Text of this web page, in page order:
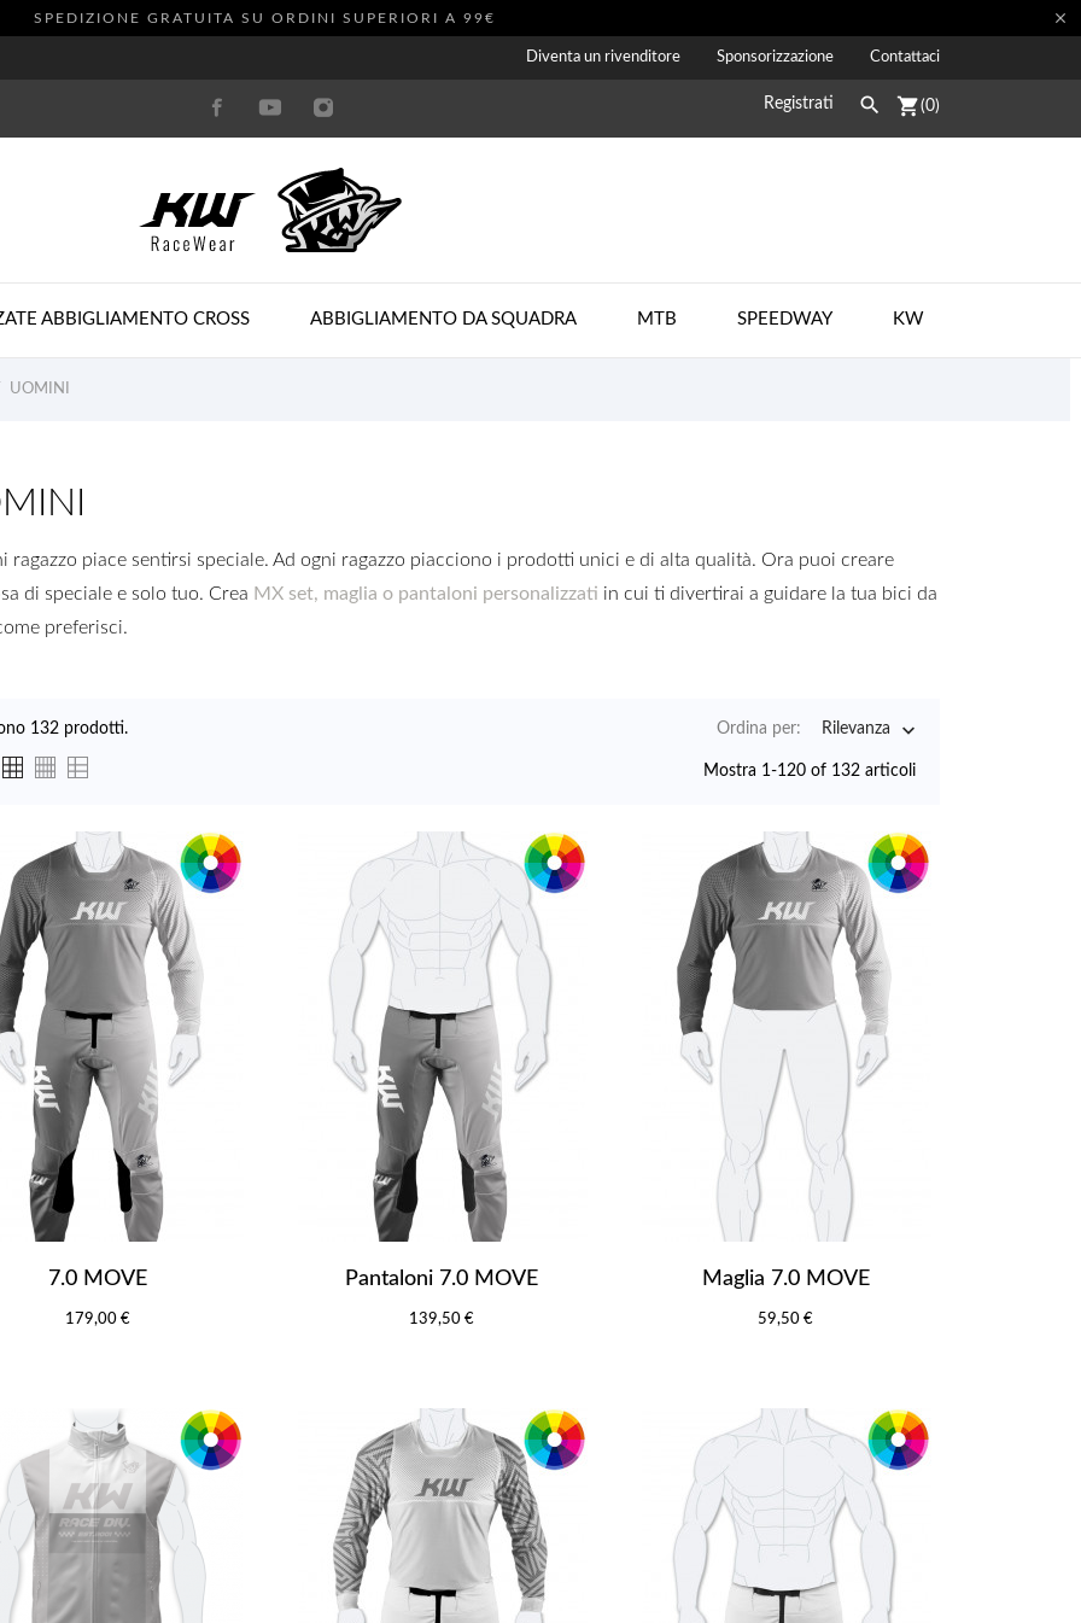
SPEDIZIONE GRATUITA SU ORDINI SUPERIORI A 99€ 
Diventa un rivenditore Sponsorizzazione Contattaci
Registrati  shopping_cart(0)
ABBIGLIAMENTO CROSS ABBIGLIAMENTO DA SQUADRA MTB SPEEDWAY KW
UOMINI
ragazzo piace sentirsi speciale. Ad ogni ragazzo piacciono i prodotti unici e di alta qualità. Ora puoi creare
di speciale e solo tuo. Crea MX set, maglia o pantaloni personalizzati in cui ti divertirai a guidare la tua bici da
preferisci.
132 prodotti. Ordina per: Rilevanza 
Mostra 1-120 of 132 articoli
7.0 MOVE
179,00 €
Pantaloni 7.0 MOVE
139,50 €
Maglia 7.0 MOVE
59,50 €